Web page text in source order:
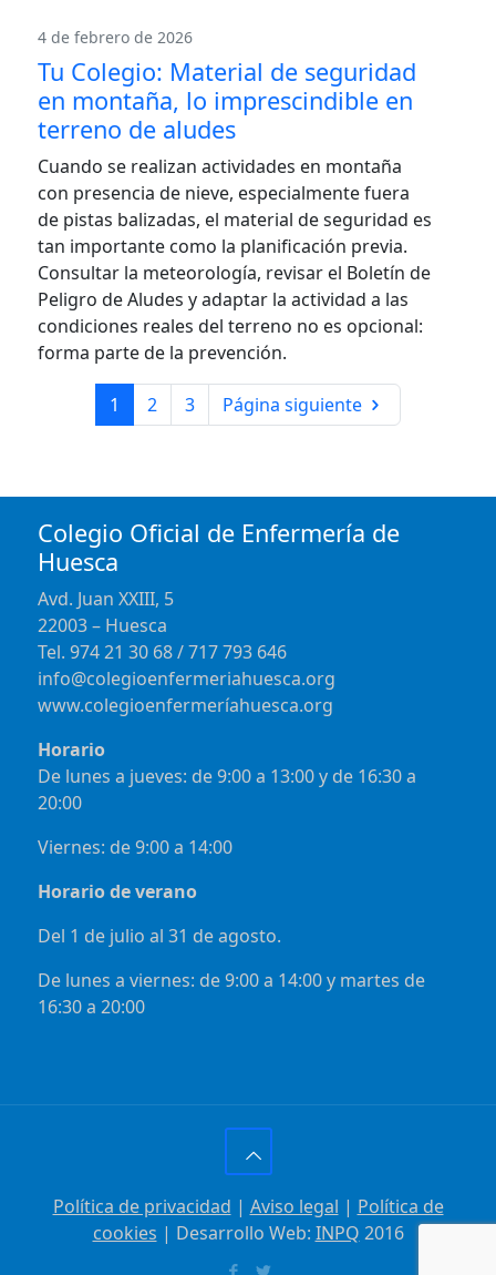
4 de febrero de 2026
Tu Colegio: Material de seguridad
en montaña, lo imprescindible en
terreno de aludes
Cuando se realizan actividades en montaña
con presencia de nieve, especialmente fuera
de pistas balizadas, el material de seguridad es
tan importante como la planificación previa.
Consultar la meteorología, revisar el Boletín de
Peligro de Aludes y adaptar la actividad a las
condiciones reales del terreno no es opcional:
forma parte de la prevención.
1 2 3 Página siguiente
Colegio Oficial de Enfermería de
Huesca
Avd. Juan XXIII, 5
22003 – Huesca
Tel. 974 21 30 68 / 717 793 646
info@colegioenfermeriahuesca.org
www.colegioenfermeríahuesca.org
Horario
De lunes a jueves: de 9:00 a 13:00 y de 16:30 a
20:00
Viernes: de 9:00 a 14:00
Horario de verano
Del 1 de julio al 31 de agosto.
De lunes a viernes: de 9:00 a 14:00 y martes de
16:30 a 20:00
Política de privacidad | Aviso legal | Política de
cookies | Desarrollo Web: INPQ 2016